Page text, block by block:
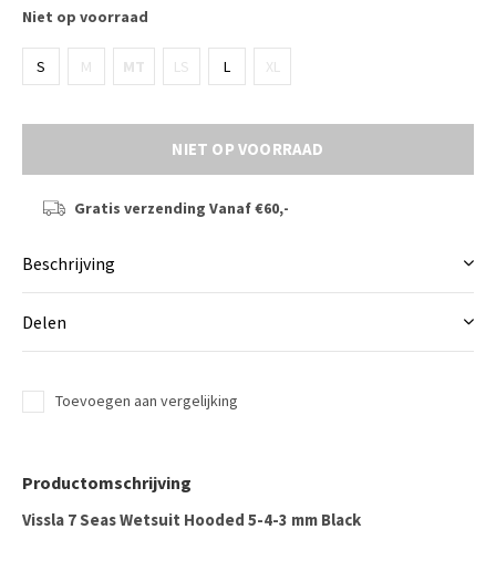
Niet op voorraad
S M MT LS L XL
NIET OP VOORRAAD
Gratis verzending Vanaf €60,-
Beschrijving
Delen
Toevoegen aan vergelijking
Productomschrijving
Vissla 7 Seas Wetsuit Hooded 5-4-3 mm Black